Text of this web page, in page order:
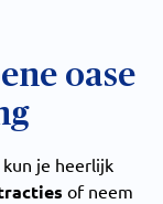
oase
je heerlijk
of neem